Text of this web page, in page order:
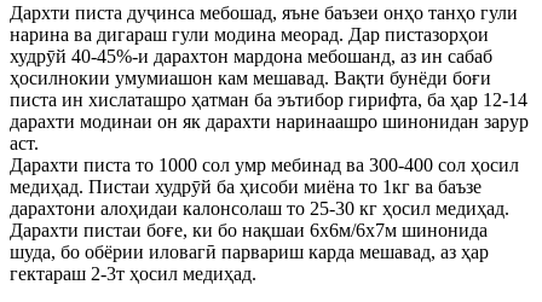
Дархти писта дуҷинса мебошад, яъне баъзеи онҳо танҳо гули
нарина ва дигараш гули модина меорад. Дар пистазорҳои
худрӯй 40-45%-и дарахтон мардона мебошанд, аз ин сабаб
ҳосилнокии умумиашон кам мешавад. Вақти бунёди боғи
писта ин хислаташро ҳатман ба эътибор гирифта, ба ҳар 12-14
дарахти модинаи он як дарахти наринаашро шинонидан зарур
аст.
Дарахти писта то 1000 сол умр мебинад ва 300-400 сол ҳосил
медиҳад. Пистаи худрӯй ба ҳисоби миёна то 1кг ва баъзе
дарахтони алоҳидаи калонсолаш то 25-30 кг ҳосил медиҳад.
Дарахти пистаи боғе, ки бо нақшаи 6х6м/6х7м шинонида
шуда, бо обёрии иловагӣ парвариш карда мешавад, аз ҳар
гектараш 2-3т ҳосил медиҳад.